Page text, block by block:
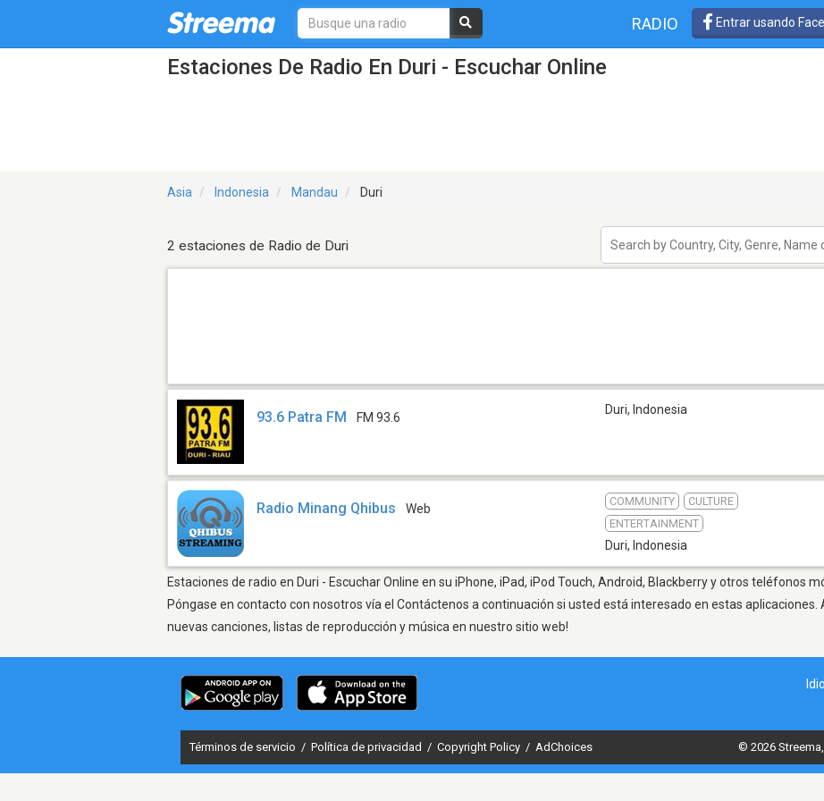
RADIO Entrar usando
Estaciones De Radio En Duri - Escuchar Online
Asia Indonesia Mandau Duri
2 estaciones de Radio de Duri
93.6 Patra FM FM 93.6
Duri, Indonesia
Radio Minang Qhibus Web
COMMUNITY
CULTURE
ENTERTAINMENT
Duri, Indonesia
Estaciones de radio en Duri - Escuchar Online en su iPhone, iPad, iPod Touch, Android, Blackberry y otros teléfonos
Póngase en contacto con nosotros vía el Contáctenos a continuación si usted está interesado en estas
nuevas canciones, listas de reproducción y música en nuestro sitio web!
Términos de servicio / Política de privacidad / Copyright Policy / AdChoices © 2026